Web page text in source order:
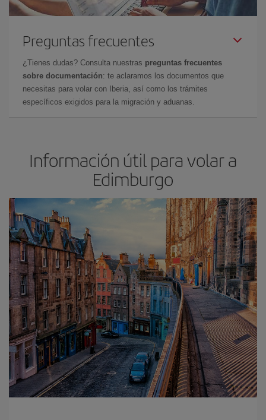
Preguntas frecuentes
¿Tienes dudas? Consulta nuestras preguntas frecuentes
sobre documentación: te aclaramos los documentos que
necesitas para volar con Iberia, así como los trámites
específicos exigidos para la migración y aduanas.
Información útil para volar a
Edimburgo